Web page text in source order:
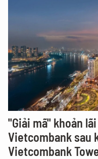
"Giải mã" khoản
Vietcombank sau
Vietcombank